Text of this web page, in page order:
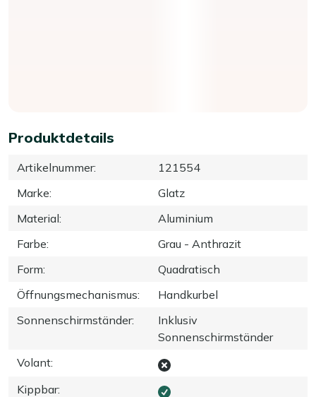
Produktdetails
Artikelnummer:
121554
Marke:
Glatz
Material:
Aluminium
Farbe:
Grau - Anthrazit
Form:
Quadratisch
Öffnungsmechanismus:
Handkurbel
Sonnenschirmständer:
Inklusiv
Sonnenschirmständer
Volant:
Kippbar: